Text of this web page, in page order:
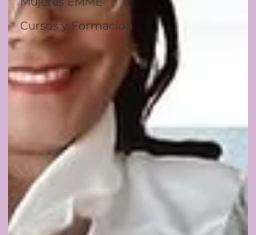
Cursos y Formación